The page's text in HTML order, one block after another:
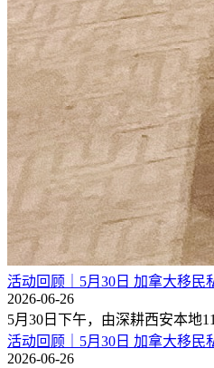
活动回顾｜5月30日 加拿大移民
2026-06-26
5月30日下午，由深耕西安本地
活动回顾｜5月30日 加拿大移民
2026-06-26